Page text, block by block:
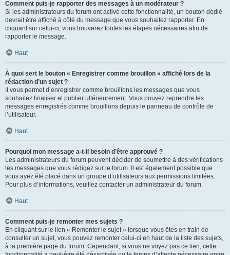
Comment puis-je rapporter des messages à un modérateur ?
Si les administrateurs du forum ont activé cette fonctionnalité, un bouton dédié
devrait être affiché à côté du message que vous souhaitez rapporter. En
cliquant sur celui-ci, vous trouverez toutes les étapes nécessaires afin de
rapporter le message.
Haut
À quoi sert le bouton « Enregistrer comme brouillon » affiché lors de la
rédaction d’un sujet ?
Il vous permet d’enregistrer comme brouillons les messages que vous
souhaitez finaliser et publier ultérieurement. Vous pouvez reprendre les
messages enregistrés comme brouillons depuis le panneau de contrôle de
l’utilisateur.
Haut
Pourquoi mon message a-t-il besoin d’être approuvé ?
Les administrateurs du forum peuvent décider de soumettre à des vérifications
les messages que vous rédigez sur le forum. Il est également possible que
vous ayez été placé dans un groupe d’utilisateurs aux permissions limitées.
Pour plus d’informations, veuillez contacter un administrateur du forum.
Haut
Comment puis-je remonter mes sujets ?
En cliquant sur le lien « Remonter le sujet » lorsque vous êtes en train de
consulter un sujet, vous pouvez remonter celui-ci en haut de la liste des sujets,
à la première page du forum. Cependant, si vous ne voyez pas ce lien, cette